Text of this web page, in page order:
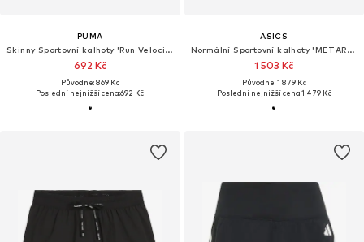
PUMA
Skinny Sportovní kalhoty 'Run Velocity 5'
692 Kč
Původně: 869 Kč
Poslední nejnižší cena:692 Kč
ASICS
Normální Sportovní kalhoty 'METARUN'
1 503 Kč
Původně: 1 879 Kč
Poslední nejnižší cena:1 479 Kč